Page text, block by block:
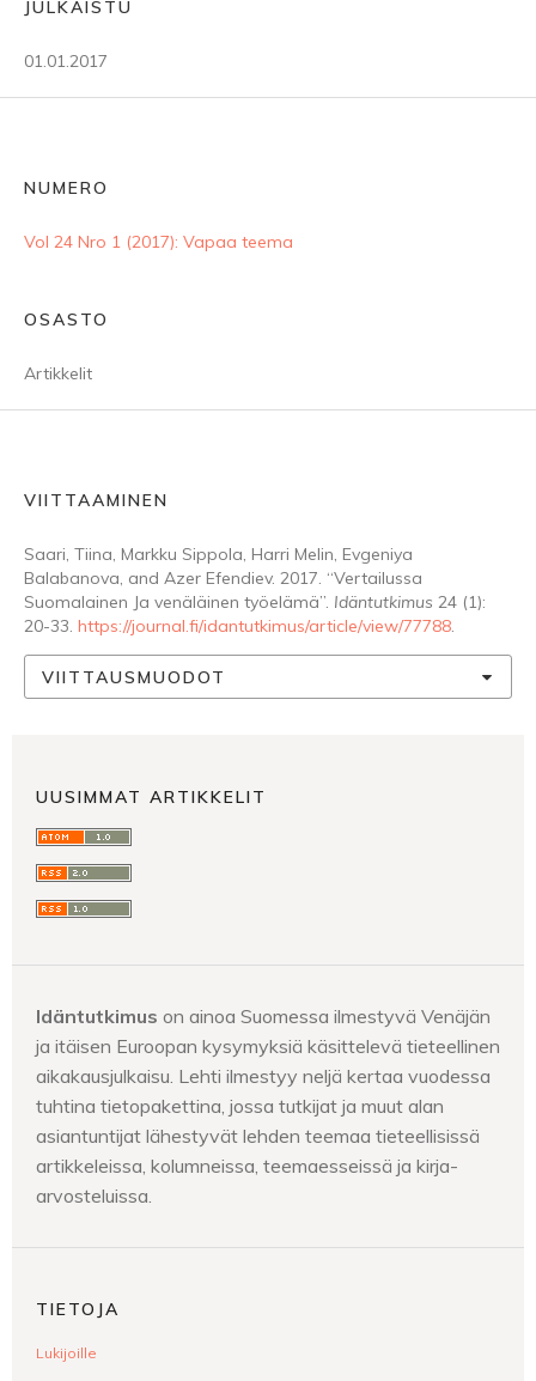
JULKAISTU
01.01.2017
NUMERO
Vol 24 Nro 1 (2017): Vapaa teema
OSASTO
Artikkelit
VIITTAAMINEN
Saari, Tiina, Markku Sippola, Harri Melin, Evgeniya
Balabanova, and Azer Efendiev. 2017. “Vertailussa
Suomalainen Ja venäläinen työelämä”. Idäntutkimus 24 (1):
20-33. https://journal.fi/idantutkimus/article/view/77788.
VIITTAUSMUODOT
UUSIMMAT ARTIKKELIT
Idäntutkimus on ainoa Suomessa ilmestyvä Venäjän
ja itäisen Euroopan kysymyksiä käsittelevä tieteellinen
aikakausjulkaisu. Lehti ilmestyy neljä kertaa vuodessa
tuhtina tietopakettina, jossa tutkijat ja muut alan
asiantuntijat lähestyvät lehden teemaa tieteellisissä
artikkeleissa, kolumneissa, teemaesseissä ja kirja-
arvosteluissa.
TIETOJA
Lukijoille